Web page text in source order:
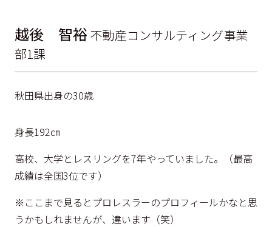
越後 智裕 不動産コンサルティング事業
部1課
秋田県出身の30歳
身長192㎝
高校、大学とレスリングを7年やっていました。（最高
成績は全国3位です）
※ここまで見るとプロレスラーのプロフィールかなと思
うかもしれませんが、違います（笑）